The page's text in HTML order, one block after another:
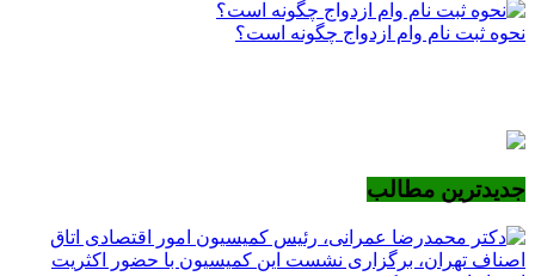
نحوه ثبت نام وام ازدواج چگونه است؟
جدیدترین مطالب